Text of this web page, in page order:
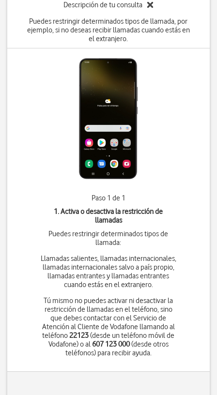
Descripción de tu consulta
Puedes restringir determinados tipos de llamada, por
ejemplo, si no deseas recibir llamadas cuando estás en
el extranjero.
Paso 1 de 1
1. Activa o desactiva la restricción de
llamadas
Puedes restringir determinados tipos de
llamada:
Llamadas salientes, llamadas internacionales,
llamadas internacionales salvo a país propio,
llamadas entrantes y llamadas entrantes
cuando estás en el extranjero.
Tú mismo no puedes activar ni desactivar la
restricción de llamadas en el teléfono, sino
que debes contactar con el Servicio de
Atención al Cliente de Vodafone llamando al
teléfono22123(desde un teléfono móvil de
Vodafone) o al 607 123 000(desde otros
teléfonos) para recibir ayuda.